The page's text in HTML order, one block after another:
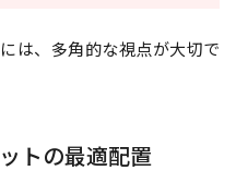
は、多角的な視点が大切で
トの最適配置